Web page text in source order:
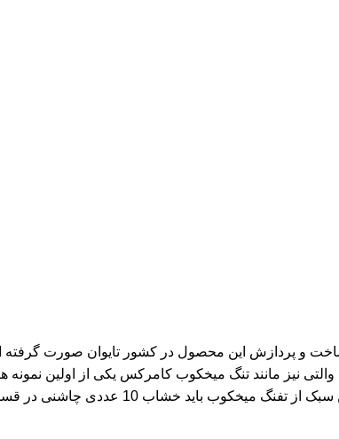
والتی نیز مانند تنگ میخکوب کامرکس یکی از اولین نمونه
از تفنگ میخکوب باید خشاب 10 عددی چاشنی در